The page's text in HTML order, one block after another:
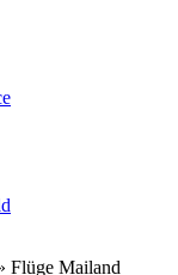
Flüge Mailand